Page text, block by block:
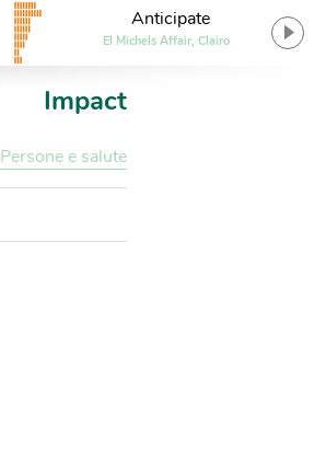
Anticipate
El Michels Affair, Clairo
Impact
Persone e salute